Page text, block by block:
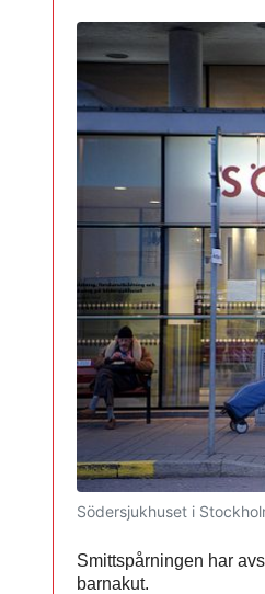
Södersjukhuset i
Smittspårningen har
barnakut.